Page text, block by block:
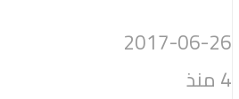
2017-06-26
4 منذ